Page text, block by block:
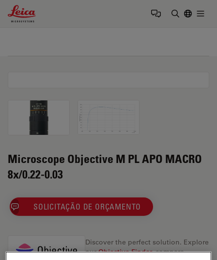
Leica Microsystems Logo
Microscope Objective M PL APO MACRO
8x/0.22-0.03
SOLICITAÇÃO DE ORÇAMENTO
Discover the perfect solution. Explore
ourObjective Finder, compare